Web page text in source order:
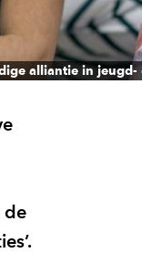
alliantie in
de